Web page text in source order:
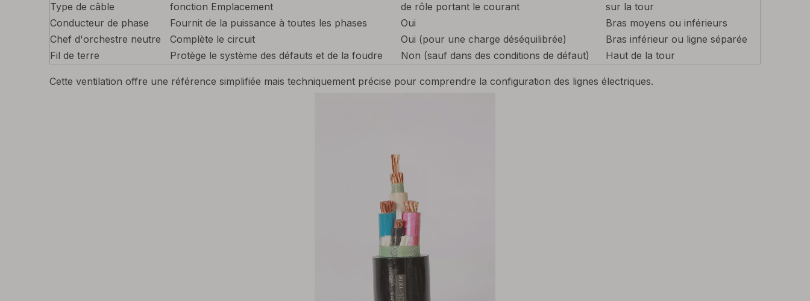
Type de câble
fonction Emplacement de rôle portant le courant
sur la tour
Conducteur de phase
Fournit de la puissance à toutes les phases Oui
Bras moyens ou inférieurs
Chef d'orchestre neutre
Complète le circuit Oui (pour une charge déséquilibrée)
Bras inférieur ou ligne séparée
Fil de terre
Protège le système des défauts et de la foudre Non (sauf dans des conditions de défaut) Haut de la tour
Cette ventilation offre une référence simplifiée mais techniquement précise pour comprendre la configuration des lignes électriques.